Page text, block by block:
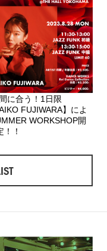
に合う！1日限
FUJIWARA】によ
WORKSHOP開
！！